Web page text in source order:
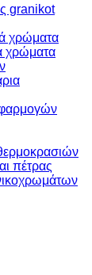
granikot
χρώματα
χρώματα
πέτρας